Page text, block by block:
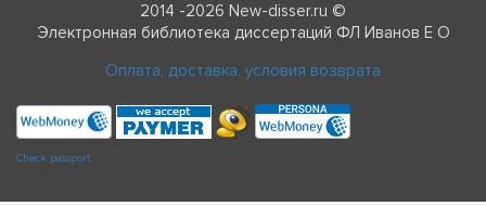
2014 -2026 New-disser.ru ©
Электронная библиотека диссертаций ФЛ Иванов Е О
Оплата, доставка, условия возврата
Check passport